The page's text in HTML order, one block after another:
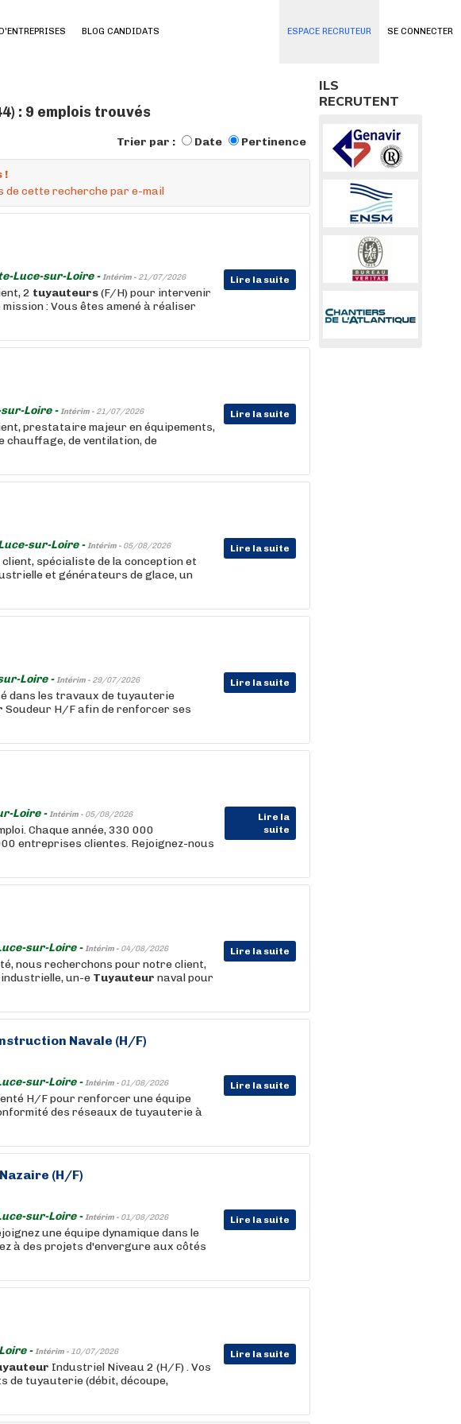
SE CONNECTER
BLOG CANDIDATS ESPACE RECRUTEUR
: 9 emplois trouvés
Trier par : Date Pertinence
!
de cette recherche par e-mail
Luce-sur-Loire -Intérim - 21/07/2026 Lire la suite
2 tuyauteurs(F/H) pour intervenir
: Vous êtes amené à réaliser
sur-Loire -Intérim - 21/07/2026 Lire la suite
prestataire majeur en équipements,
chauffage, de ventilation, de
sur-Loire -Intérim - 05/08/2026 Lire la suite
spécialiste de la conception et
et générateurs de glace, un
Loire -Intérim - 29/07/2026 Lire la suite
dans les travaux de tuyauterie
Soudeur H/F afin de renforcer ses
Loire -Intérim - 05/08/2026
Lire la
suite
Chaque année, 330 000
entreprises clientes. Rejoignez-nous
sur-Loire -Intérim - 04/08/2026 Lire la suite
nous recherchons pour notre client,
un-e Tuyauteur naval pour
Navale (H/F)
sur-Loire -Intérim - 01/08/2026 Lire la suite
H/F pour renforcer une équipe
des réseaux de tuyauterie à
(H/F)
sur-Loire -Intérim - 01/08/2026 Lire la suite
une équipe dynamique dans le
à des projets d'envergure aux côtés
-Intérim - 10/07/2026 Lire la suite
Industriel Niveau 2 (H/F) . Vos
de tuyauterie (débit, découpe,
ILS
RECRUTENT